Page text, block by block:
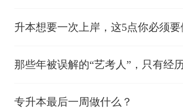
升本想要一次上岸，这5点你必须要
那些年被误解的“艺考人”，只有经
专升本最后一周做什么？